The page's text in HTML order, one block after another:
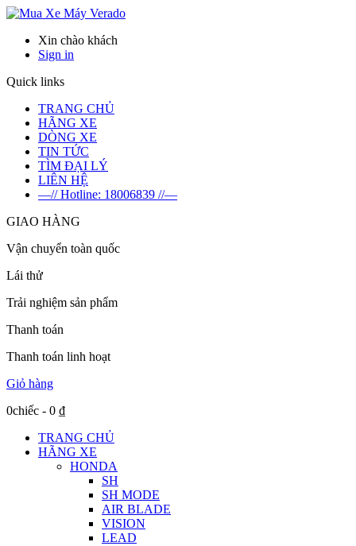
Verado
Xin chào khách
Sign in
Quick links
TRANG CHỦ
HÃNG XE
DÒNG XE
TIN TỨC
TÌM ĐẠI LÝ
LIÊN HỆ
—// Hotline: 18006839 //—
GIAO HÀNG
Vận chuyển toàn quốc
Lái thử
Trải nghiệm sản phẩm
Thanh toán
Thanh toán linh hoạt
Giỏ hàng
0chiếc - 0 ₫
TRANG CHỦ
HÃNG XE
HONDA
SH
SH MODE
AIR BLADE
VISION
LEAD